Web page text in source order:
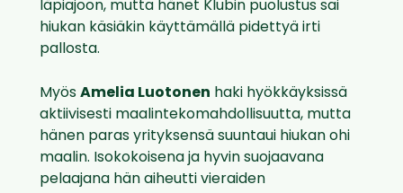
läpiajoon, mutta hänet Klubin puolustus sai
hiukan käsiäkin käyttämällä pidettyä irti
pallosta.
Myös Amelia Luotonen haki hyökkäyksissä
aktiivisesti maalintekomahdollisuutta, mutta
hänen paras yrityksensä suuntaui hiukan ohi
maalin. Isokokoisena ja hyvin suojaavana
pelaajana hän aiheutti vieraiden